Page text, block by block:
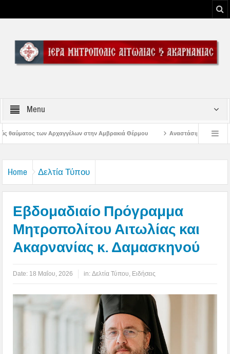
Menu
στην Αμβρακιά Θέρμου Αναστάσιμος Εσπερινός στην Παλαιοκαρυά
Home Δελτία Τύπου
Εβδομαδιαίο Πρόγραμμα
Μητροπολίτου Αιτωλίας και
Ακαρνανίας κ. Δαμασκηνού
Date: 18 Μαΐου, 2026 in:Δελτία Τύπου Ειδήσεις